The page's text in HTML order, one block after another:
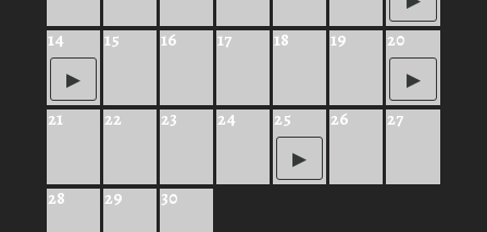
14 15 16 17 18 19 20
21 22 23 24 25 26 27
28 29 30